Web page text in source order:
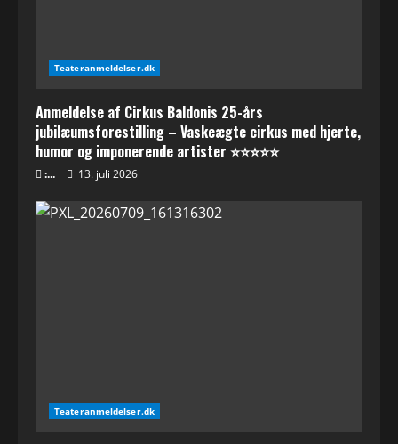
Teateranmeldelser.dk
Anmeldelse af Cirkus Baldonis 25-års
jubilæumsforestilling – Vaskeægte cirkus med hjerte,
humor og imponerende artister ⭐⭐⭐⭐⭐
:... 13. juli 2026
Teateranmeldelser.dk